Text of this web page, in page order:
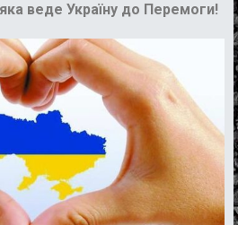
веде Україну до Перемоги!